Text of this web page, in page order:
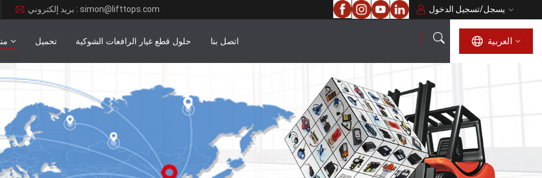
بريد إلكتروني : simon@lifttops.com تسجيل الدخول/يسجل
تحميل حلول قطع غيار الرافعات الشوكية اتصل بنا العربية
العربية
English
français